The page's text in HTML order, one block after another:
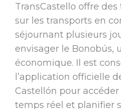
TransCastello offre
sur les transports en
séjournant plusieurs
envisager le Bonobús,
économique. Il est
l’application officielle
Castellón pour
temps réel et planifier